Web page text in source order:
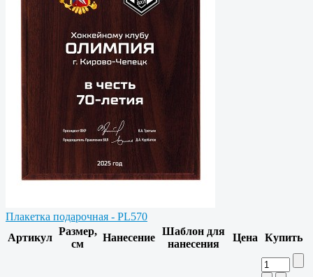
Плакетка подарочная - PL570
Артикул
Размер,
см
Нанесение
Шаблон для
нанесения
Цена Купить